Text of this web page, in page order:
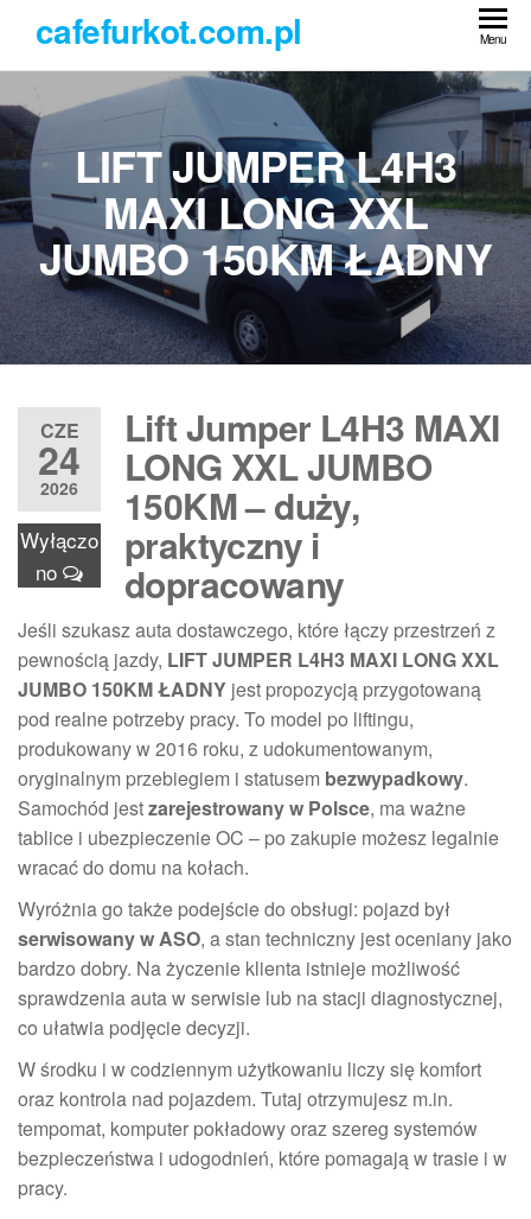
treści
cafefurkot.com.pl Menu
LIFT JUMPER L4H3
MAXI LONG XXL
JUMBO 150KM ŁADNY
CZE
24
2026
Wyłączo
no
Lift Jumper L4H3 MAXI
LONG XXL JUMBO
150KM – duży,
praktyczny i
dopracowany
Jeśli szukasz auta dostawczego, które łączy przestrzeń z
pewnością jazdy, LIFT JUMPER L4H3 MAXI LONG XXL
JUMBO 150KM ŁADNY jest propozycją przygotowaną
pod realne potrzeby pracy. To model po liftingu,
produkowany w 2016 roku, z udokumentowanym,
oryginalnym przebiegiem i statusem bezwypadkowy.
Samochód jestzarejestrowany w Polsce, ma ważne
tablice i ubezpieczenie OC – po zakupie możesz legalnie
wracać do domu na kołach.
Wyróżnia go także podejście do obsługi: pojazd był
serwisowany w ASO, a stan techniczny jest oceniany jako
bardzo dobry. Na życzenie klienta istnieje możliwość
sprawdzenia auta w serwisie lub na stacji diagnostycznej,
co ułatwia podjęcie decyzji.
W środku i w codziennym użytkowaniu liczy się komfort
oraz kontrola nad pojazdem. Tutaj otrzymujesz m.in.
tempomat, komputer pokładowy oraz szereg systemów
bezpieczeństwa i udogodnień, które pomagają w trasie i w
pracy.